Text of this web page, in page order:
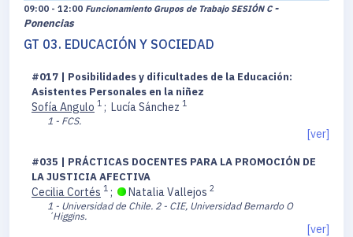
09:00 - 12:00 Funcionamiento Grupos de Trabajo SESIÓN C -
Ponencias
GT 03. EDUCACIÓN Y SOCIEDAD
#017 | Posibilidades y dificultades de la Educación:
Asistentes Personales en la niñez
Sofía Angulo 1 ; Lucía Sánchez 1
1 - FCS.
[ver]
#035 | PRÁCTICAS DOCENTES PARA LA PROMOCIÓN DE
LA JUSTICIA AFECTIVA
Cecilia Cortés 1 ; Natalia Vallejos 2
1 - Universidad de Chile. 2 - CIE, Universidad Bernardo O
´Higgins.
[ver]